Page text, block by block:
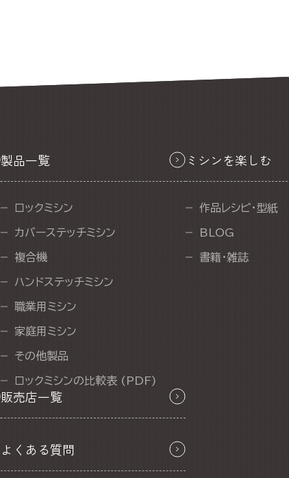
製品一覧
ロックミシン
カバーステッチミシン
複合機
ハンドステッチミシン
職業用ミシン
家庭用ミシン
その他製品
ロックミシンの比較表 (PDF)
ミシンを楽しむ
作品レシピ・型紙
BLOG
書籍・雑誌
販売店一覧
よくある質問